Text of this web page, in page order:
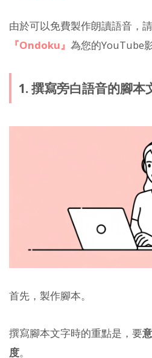
由於可以免費製作朗讀語音，
『Ondoku』 為您的YouTube
1. 撰寫旁白語音的腳本
首先，製作腳本。
撰寫腳本文字時的重點是，要
度。